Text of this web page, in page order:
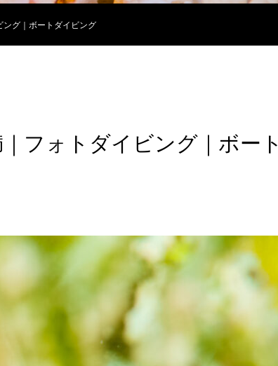
ング｜ボートダイビング
フォトダイビング｜ボート